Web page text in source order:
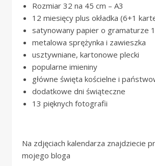
Rozmiar 32 na 45 cm – A3
12 miesięcy plus okładka (6+1
satynowany papier o gramaturze
metalowa sprężynka i zawieszka
usztywniane, kartonowe plecki
popularne imieniny
główne święta kościelne i
dodatkowe dni świąteczne
13 pięknych fotografii
Na zdjęciach kalendarza znajdziecie
mojego bloga